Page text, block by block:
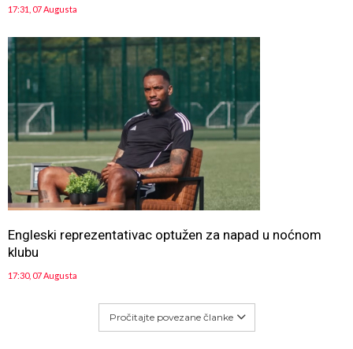
17:31, 07 Augusta
Engleski reprezentativac optužen za napad u noćnom
klubu
17:30, 07 Augusta
Pročitajte povezane članke